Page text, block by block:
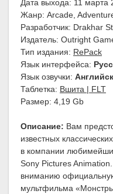
Дата выхода: 11 марта
Жанр: Arcade,
Разработчик: Drakhar
Издатель: Outright
Тип издания: RePack
Язык интерфейса:
Язык озвучки:
Таблетка: Вшита | FLT
Размер: 4,19 Gb
Описание: Вам
известных
в компании
Sony Pictures
вниманию
мультфильма